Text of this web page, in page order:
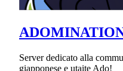
Server dedicato alla
giapponese e utaite Ado!